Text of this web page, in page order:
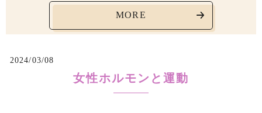
MORE
2024/03/08
女性ホルモンと運動